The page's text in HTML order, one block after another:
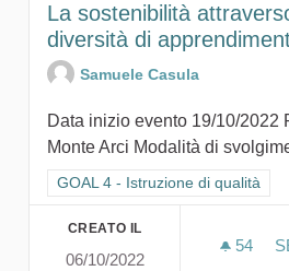
La sostenibilità
diversità di
Samuele Casula
Data inizio evento 19/10/2022
Monte Arci Modalità di
Filtra i risultati per categoria:
GOAL 4 - Istruzione di qualità
CREATO IL
06/10/2022
54